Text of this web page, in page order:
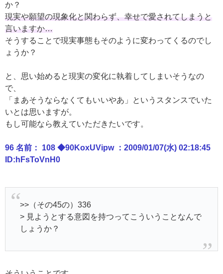
か？
現実や願望の現象化と関わらず、幸せで愛されてしまうと
言いますか…
そうすることで現実事態もそのように変わってくるのでし
ょうか？
と、思い始めると現実の変化に執着してしまいそうなの
で、
「まあそうならなくてもいいやあ」というスタンスでいた
いとは思いますが。
もし可能なら教えていただきたいです。
96 名前： 108 ◆90KoxUVipw ：2009/01/07(水) 02:18:45
ID:hFsToVnH0
>>（その45の）336
> 見ようとする意図を持つってこういうことなんで
しょうか？